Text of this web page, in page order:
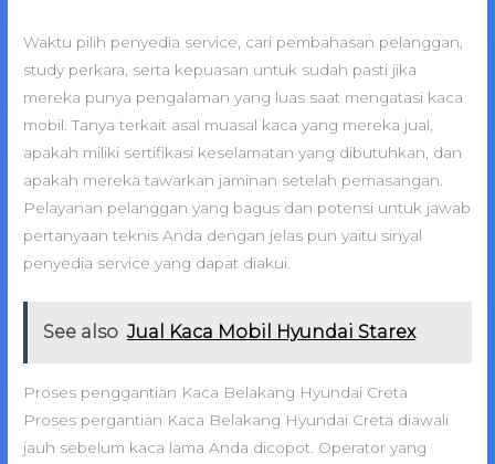
Waktu pilih penyedia service, cari pembahasan pelanggan,
study perkara, serta kepuasan untuk sudah pasti jika
mereka punya pengalaman yang luas saat mengatasi kaca
mobil. Tanya terkait asal muasal kaca yang mereka jual,
apakah miliki sertifikasi keselamatan yang dibutuhkan, dan
apakah mereka tawarkan jaminan setelah pemasangan.
Pelayanan pelanggan yang bagus dan potensi untuk jawab
pertanyaan teknis Anda dengan jelas pun yaitu sinyal
penyedia service yang dapat diakui.
See also Jual Kaca Mobil Hyundai Starex
Proses penggantian Kaca Belakang Hyundai Creta
Proses pergantian Kaca Belakang Hyundai Creta diawali
jauh sebelum kaca lama Anda dicopot. Operator yang